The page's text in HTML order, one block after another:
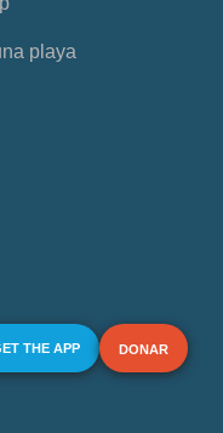
playa
THE APP DONAR